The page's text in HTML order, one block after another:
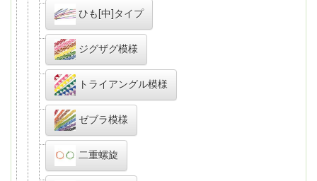
ひも[中]タイプ
ジグザグ模様
トライアングル模様
ゼブラ模様
二重螺旋